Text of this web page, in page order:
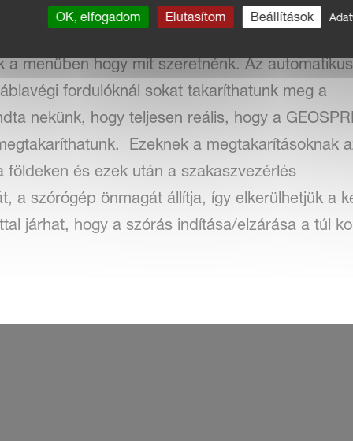
is szeretnénk beruházni, így az összes
A terminál jól áttekinthető tervezésű, mely
a menüben hogy mit szeretnénk. Az automatikus
fordulóknál sokat takaríthatunk meg a
nekünk, hogy teljesen reális, hogy a
Ezeknek a megtakarításoknak
földeken és ezek után a szakaszvezérlés
a szórógép önmagát állítja, így elkerülhetjük a
járhat, hogy a szórás indítása/elzárása a túl
OK, elfogadom Elutasítom Beállítások